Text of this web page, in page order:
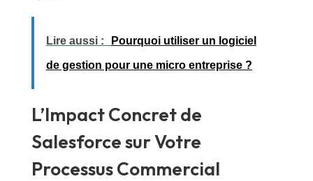
Lire aussi : Pourquoi utiliser un logiciel
de gestion pour une micro entreprise ?
L’Impact Concret de
Salesforce sur Votre
Processus Commercial